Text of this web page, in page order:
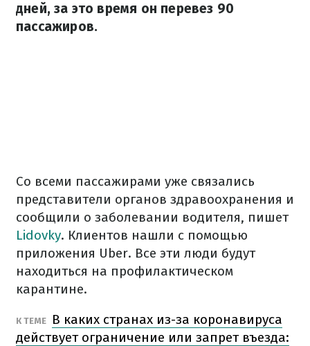
дней, за это время он перевез 90
пассажиров.
Со всеми пассажирами уже связались
представители органов здравоохранения и
сообщили о заболевании водителя, пишет
Lidovky. Клиентов нашли с помощью
приложения Uber. Все эти люди будут
находиться на профилактическом
карантине.
К ТЕМЕ
В каких странах из-за коронавируса
действует ограничение или запрет въезда: